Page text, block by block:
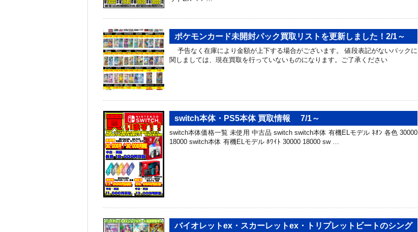
ポケモンカード未開封パック買取リストを更新しました！2/1～
予告なく在庫により金額が上下する場合がございます。 値段表記がないパックに
関しましては、現在買取を行っていないものになります。ご了承ください
switch本体・PS5本体 買取情報 7/1～
switch本体価格一覧 未使用 中古品 switch switch本体 有機ELモデル ﾈｵﾝ 各色 30000
18000 switch本体 有機ELモデル ﾎﾜｲﾄ 30000 18000 sw …
バイオレットex・スカーレットex・トリプレットビートのシング